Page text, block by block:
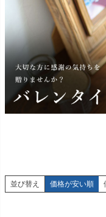
並び替え 価格が安い順